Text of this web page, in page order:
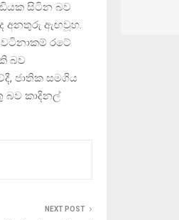
සිටින බව
ද අනතුරු ඇඟවූහ.
රටේ
බව
ජාතික සමගිය
බව කාදිනල්
NEXT POST